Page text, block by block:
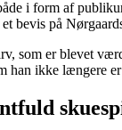
i form af
bevis på
som er blevet
han ikke længere